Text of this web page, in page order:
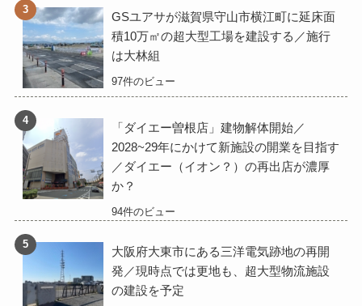
GSユアサが滋賀県守山市横江町に延床面
積10万㎡の超大型工場を建設する／施行
は大林組
97件のビュー
「ダイエー曽根店」建物解体開始／
2028~29年にかけて新施設の開業を目指す
／ダイエー（イオン？）の再出店が濃厚
か？
94件のビュー
大阪府大東市にある三洋電気跡地の再開
発／現時点では更地も、超大型物流施設
の建設を予定